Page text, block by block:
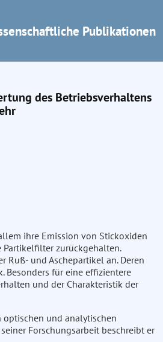
Publikationen
des Betriebsverhaltens
ihre Emission von Stickoxiden
zurückgehalten.
Ruß- und Aschepartikel an. Deren
Besonders für eine effizientere
und der Charakteristik der
optischen und analytischen
Forschungsarbeit beschreibt er